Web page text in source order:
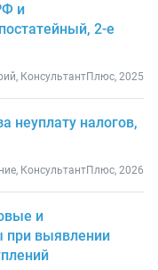
и
2-е
КонсультантПлюс, 2025
неуплату налогов,
КонсультантПлюс, 2026
и
при выявлении